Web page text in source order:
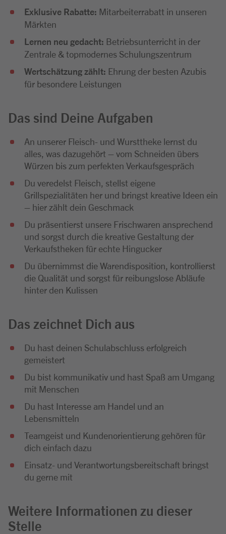
Exklusive Rabatte: Mitarbeiterrabatt in unseren
Märkten
Lernen neu gedacht: Betriebsunterricht in der
Zentrale & topmodernes Schulungszentrum
Wertschätzung zählt: Ehrung der besten Azubis
für besondere Leistungen
Das sind Deine Aufgaben
An unserer Fleisch- und Wursttheke lernst du
alles, was dazugehört – vom Schneiden übers
Würzen bis zum perfekten Verkaufsgespräch
Du veredelst Fleisch, stellst eigene
Grillspezialitäten her und bringst kreative Ideen ein
– hier zählt dein Geschmack
Du präsentierst unsere Frischwaren ansprechend
und sorgst durch die kreative Gestaltung der
Verkaufstheken für echte Hingucker
Du übernimmst die Warendisposition, kontrollierst
die Qualität und sorgst für reibungslose Abläufe
hinter den Kulissen
Das zeichnet Dich aus
Du hast deinen Schulabschluss erfolgreich
gemeistert
Du bist kommunikativ und hast Spaß am Umgang
mit Menschen
Du hast Interesse am Handel und an
Lebensmitteln
Teamgeist und Kundenorientierung gehören für
dich einfach dazu
Einsatz- und Verantwortungsbereitschaft bringst
du gerne mit
Weitere Informationen zu dieser
Stelle